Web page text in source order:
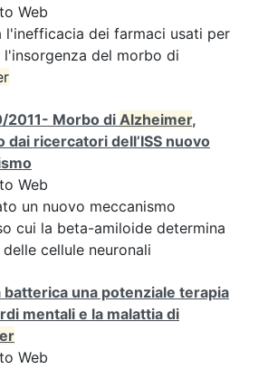
Web
l'inefficacia dei farmaci usati per
l'insorgenza del morbo di
2011- Morbo di Alzheimer,
dai ricercatori dell’ISS nuovo
Web
un nuovo meccanismo
cui la beta-amiloide determina
cellule neuronali
batterica una potenziale terapia
mentali e la malattia di
Web